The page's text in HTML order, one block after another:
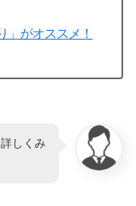
」がオススメ！
しくみ